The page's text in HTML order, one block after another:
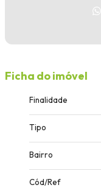
Ficha do imóvel
Finalidade
Tipo
Bairro
Cód/Ref